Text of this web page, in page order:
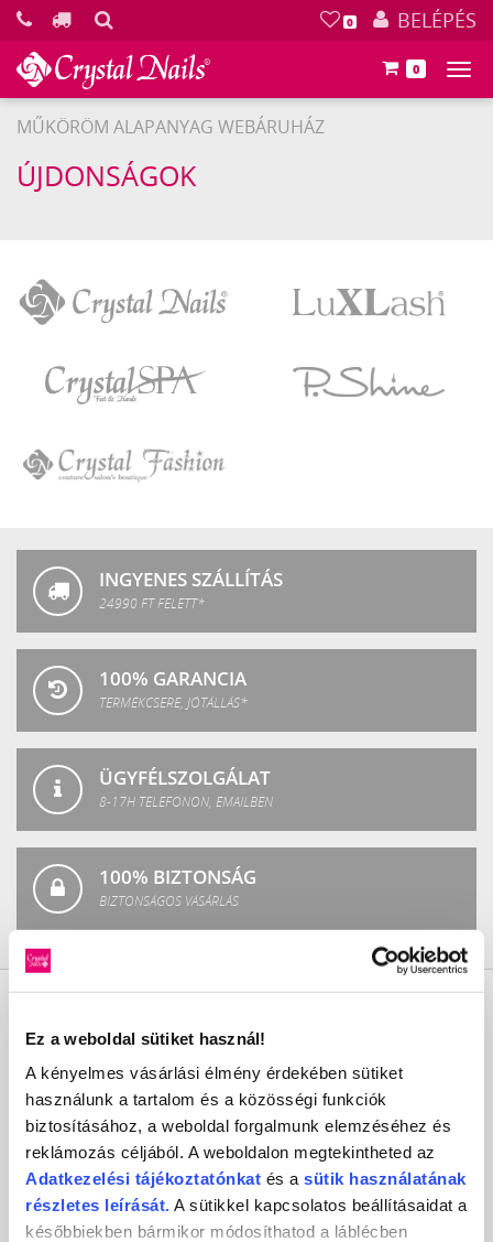
Ez a weboldal sütiket használ!
A kényelmes vásárlási élmény érdekében sütiket
használunk a tartalom és a közösségi funkciók
biztosításához, a weboldal forgalmunk elemzéséhez és
reklámozás céljából. A weboldalon megtekintheted az
Adatkezelési tájékoztatónkat és a sütik használatának
részletes leírását. A sütikkel kapcsolatos beállításaidat a
későbbiekben bármikor módosíthatod a láblécben
0 BELÉPÉS
0
MŰKÖRÖM ALAPANYAG WEBÁRUHÁZ
ÚJDONSÁGOK
Nails
SPA
INGYENES SZÁLLÍTÁS
24990 FT FELETT*
100% GARANCIA
TERMÉKCSERE, JÓTÁLLÁS*
ÜGYFÉLSZOLGÁLAT
8-17H TELEFONON, EMAILBEN
100% BIZTONSÁG
BIZTONSÁGOS VÁSÁRLÁS
Crystal
Nails
CosmoPro
Kft.
Crystal Nails
CosmoPro Kft.
1085
Hungary
+36 1 / 334 1924